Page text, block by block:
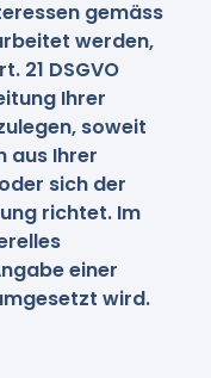
gemäss
werden,
21 DSGVO
Ihrer
soweit
aus Ihrer
sich der
richtet. Im
einer
wird.